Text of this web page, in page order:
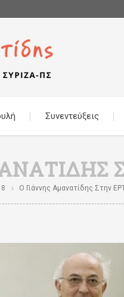
Συνεντεύξεις
Ο Γιάννης Αμανατίδης Στην